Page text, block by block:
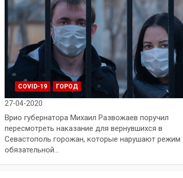
COVID-19 ГОРОД
27-04-2020
Врио губернатора Михаил Развожаев поручил
пересмотреть наказание для вернувшихся в
Севастополь горожан, которые нарушают режим
обязательной…